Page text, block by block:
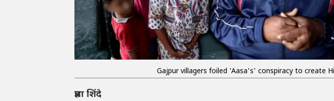
Gajpur villagers foiled 'Aasa's' conspiracy to create
प्रज्ञा शिंदे